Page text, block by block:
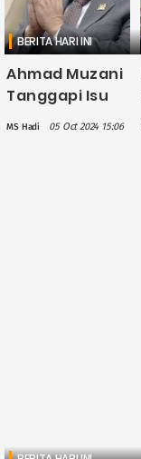
BERITA HARI INI
Ahmad Muzani
Tanggapi Isu
Bakal Jadi
MS Hadi 05 Oct 2024 15:06